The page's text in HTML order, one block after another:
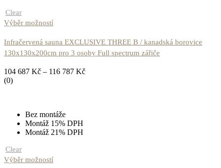
Clear
Výběr možností
Infračervená sauna EXCLUSIVE THREE B / kanadská borovice
130x130x200cm pro 3 osoby Full spectrum zářiče
104 687 Kč – 116 787 Kč
(0)
Bez montáže
Montáž 15% DPH
Montáž 21% DPH
Clear
Výběr možností